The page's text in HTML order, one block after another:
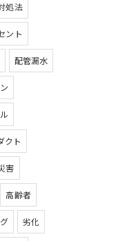
処法
ント
配管漏水
クト
害
高齢者
劣化